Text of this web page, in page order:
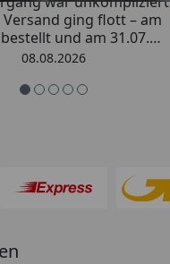
ging flott – am
und am 31.07.
Die Abdeckplane
und schützt
08.08.2026